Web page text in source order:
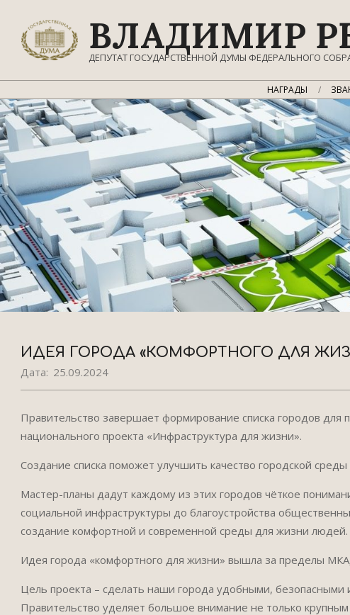
содержимому
ВЛАДИМИР
ДЕПУТАТ ГОСУДАРСТВЕННОЙ ДУМЫ ФЕДЕРАЛЬНОГО
НАГРАДЫ
ИДЕЯ ГОРОДА «КОМФОРТНОГО ДЛЯ
Дата: 25.09.2024
Правительство завершает формирование списка городов для
национального проекта «Инфраструктура для жизни».
Создание списка поможет улучшить качество городской
Мастер-планы дадут каждому из этих городов чёткое
социальной инфраструктуры до благоустройства
создание комфортной и современной среды для жизни людей.
Идея города «комфортного для жизни» вышла за пределы
Цель проекта – сделать наши города удобными, безопасными
Правительство уделяет большое внимание не только